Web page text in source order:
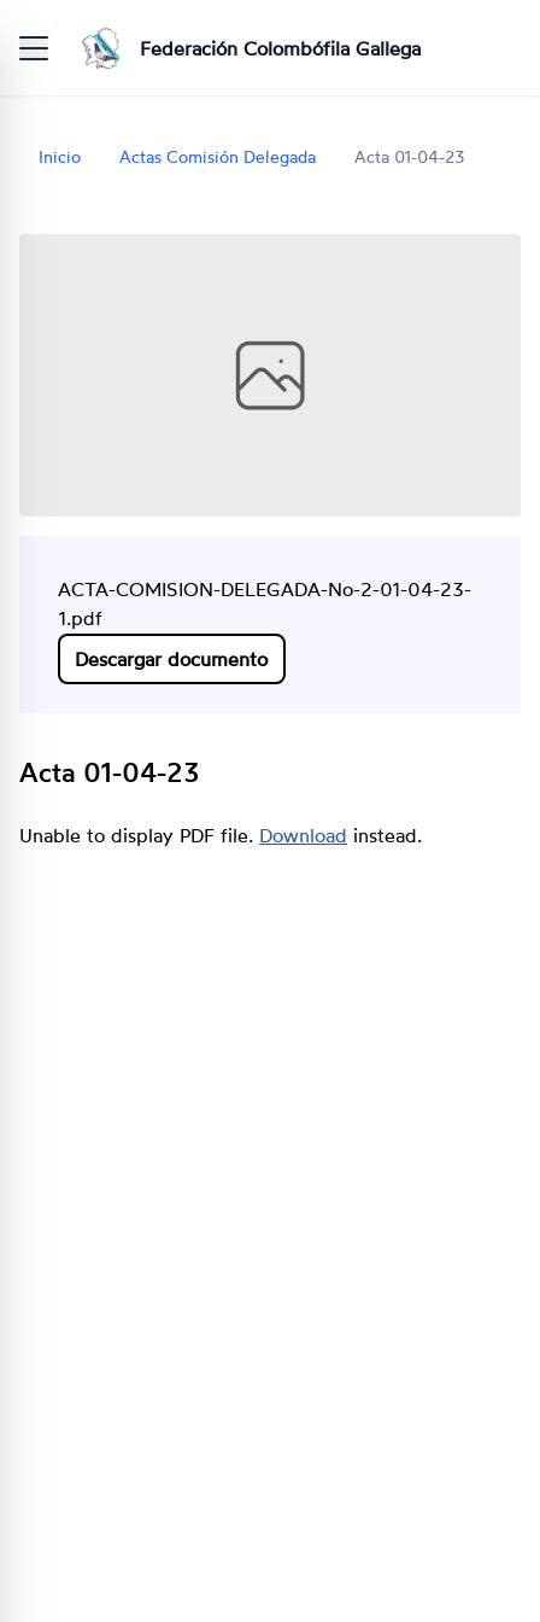
Federación Colombófila Gallega
Inicio Actas Comisión Delegada Acta 01-04-23
ACTA-COMISION-DELEGADA-No-2-01-04-23-
1.pdf
Descargar documento
Acta 01-04-23
Unable to display PDF file. Download instead.